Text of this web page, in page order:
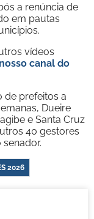
a renúncia de
em pautas
vídeos
canal do
de prefeitos a
Dueire
e Santa Cruz
40 gestores
2026